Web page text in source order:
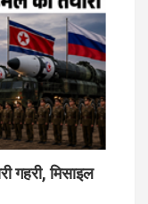
गहरी, मिसाइल